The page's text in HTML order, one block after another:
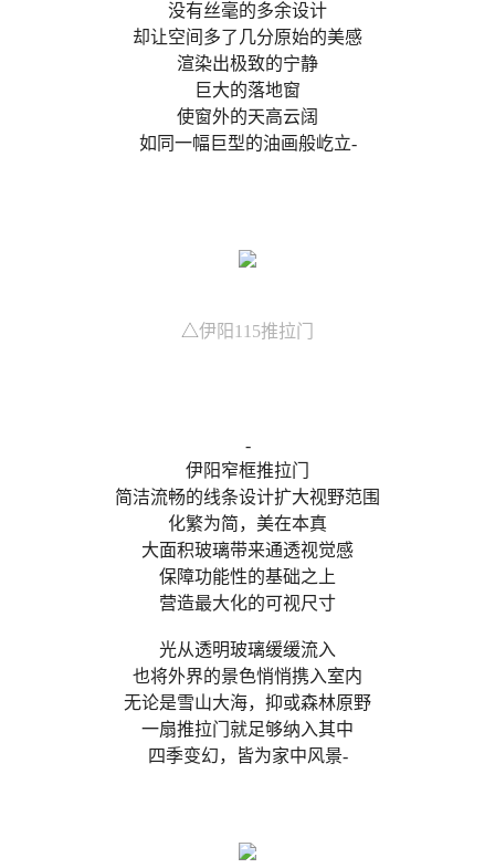
没有丝毫的多余设计
却让空间多了几分原始的美感
渲染出极致的宁静
巨大的落地窗
使窗外的天高云阔
如同一幅巨型的油画般屹立-
△伊阳115推拉门
-
伊阳窄框推拉门
简洁流畅的线条设计扩大视野范围
化繁为简，美在本真
大面积玻璃带来通透视觉感
保障功能性的基础之上
营造最大化的可视尺寸
光从透明玻璃缓缓流入
也将外界的景色悄悄携入室内
无论是雪山大海，抑或森林原野
一扇推拉门就足够纳入其中
四季变幻，皆为家中风景-